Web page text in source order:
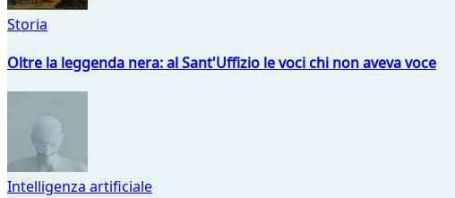
Storia
Oltre la leggenda nera: al Sant'Uffizio le voci chi non aveva voce
Intelligenza artificiale